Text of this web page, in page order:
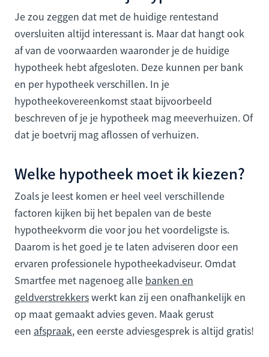
Je zou zeggen dat met de huidige rentestand
oversluiten altijd interessant is. Maar dat hangt ook
af van de voorwaarden waaronder je de huidige
hypotheek hebt afgesloten. Deze kunnen per bank
en per hypotheek verschillen. In je
hypotheekovereenkomst staat bijvoorbeeld
beschreven of je je hypotheek mag meeverhuizen. Of
dat je boetvrij mag aflossen of verhuizen.
Welke hypotheek moet ik kiezen?
Zoals je leest komen er heel veel verschillende
factoren kijken bij het bepalen van de beste
hypotheekvorm die voor jou het voordeligste is.
Daarom is het goed je te laten adviseren door een
ervaren professionele hypotheekadviseur. Omdat
Smartfee met nagenoeg alle banken en
geldverstrekkerswerkt kan zij een onafhankelijk en
op maat gemaakt advies geven. Maak gerust
een afspraak, een eerste adviesgesprek is altijd gratis!